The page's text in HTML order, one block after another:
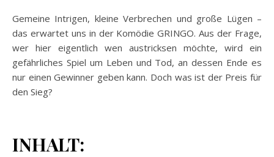
Gemeine Intrigen, kleine Verbrechen und große Lügen –
das erwartet uns in der Komödie GRINGO. Aus der Frage,
wer hier eigentlich wen austricksen möchte, wird ein
gefährliches Spiel um Leben und Tod, an dessen Ende es
nur einen Gewinner geben kann. Doch was ist der Preis für
den Sieg?
INHALT: